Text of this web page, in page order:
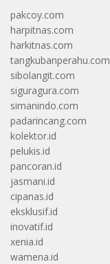
pakcoy.com
harpitnas.com
harkitnas.com
tangkubanperahu.com
sibolangit.com
siguragura.com
simanindo.com
padarincang.com
kolektor.id
pelukis.id
pancoran.id
jasmani.id
cipanas.id
eksklusif.id
inovatif.id
xenia.id
wamena.id